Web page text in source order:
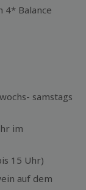
4* Balance
samstags
im
15 Uhr)
auf dem